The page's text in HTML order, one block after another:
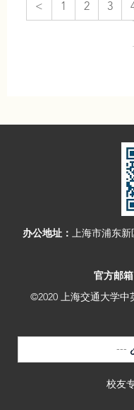
< 1 2 3
办公地址： 上海市浦东新
官方邮箱
©2020 上海交通大学中
---
校友